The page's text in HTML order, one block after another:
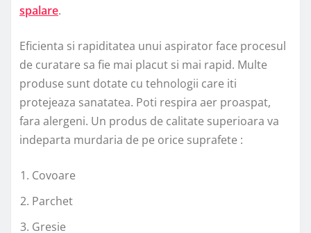
spalare.
Eficienta si rapiditatea unui aspirator face procesul
de curatare sa fie mai placut si mai rapid. Multe
produse sunt dotate cu tehnologii care iti
protejeaza sanatatea. Poti respira aer proaspat,
fara alergeni. Un produs de calitate superioara va
indeparta murdaria de pe orice suprafete :
Covoare
Parchet
Gresie